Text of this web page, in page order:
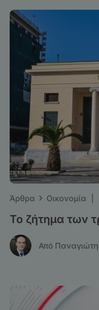
Άρθρα › Οικονομία
Το ζήτημα των
Από